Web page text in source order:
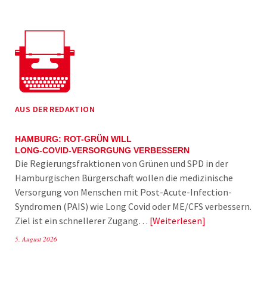
AUS DER REDAKTION
HAMBURG: ROT-GRÜN WILL
LONG-COVID-VERSORGUNG VERBESSERN
Die Regierungsfraktionen von Grünen und SPD in der
Hamburgischen Bürgerschaft wollen die medizinische
Versorgung von Menschen mit Post-Acute-Infection-
Syndromen (PAIS) wie Long Covid oder ME/CFS verbessern.
Ziel ist ein schnellerer Zugang… Weiterlesen
5. August 2026